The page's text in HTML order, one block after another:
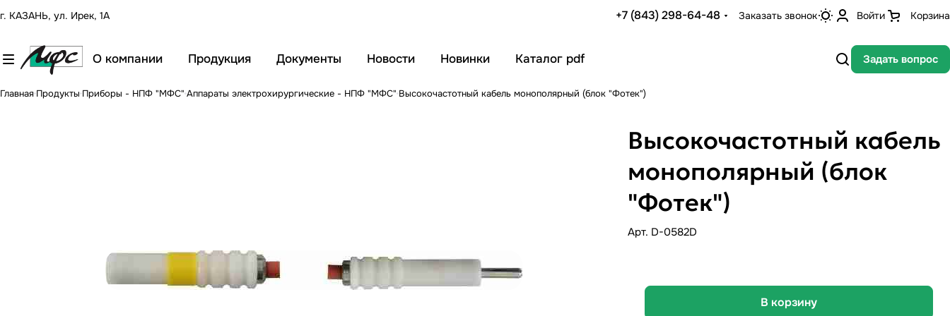
г. КАЗАНЬ, ул. Ирек, 1А +7 (843) 298-64-48 Заказать звонок Войти Корзина
О компании Продукция Документы Новости Новинки Каталог pdf Задать вопрос
Главная Продукты Приборы - НПФ "МФС" Аппараты электрохирургические - НПФ "МФС" Высокочастотный кабель монополярный (блок "Фотек")
Высокочастотный кабель
монополярный (блок
"Фотек")
Арт. D-0582D
В корзину